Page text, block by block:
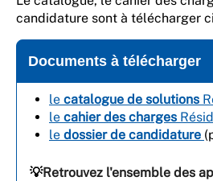
candidature sont à télécharger
Documents à télécharger
le catalogue de solutions
le cahier des charges
le dossier de candidature
💡Retrouvez l'ensemble des